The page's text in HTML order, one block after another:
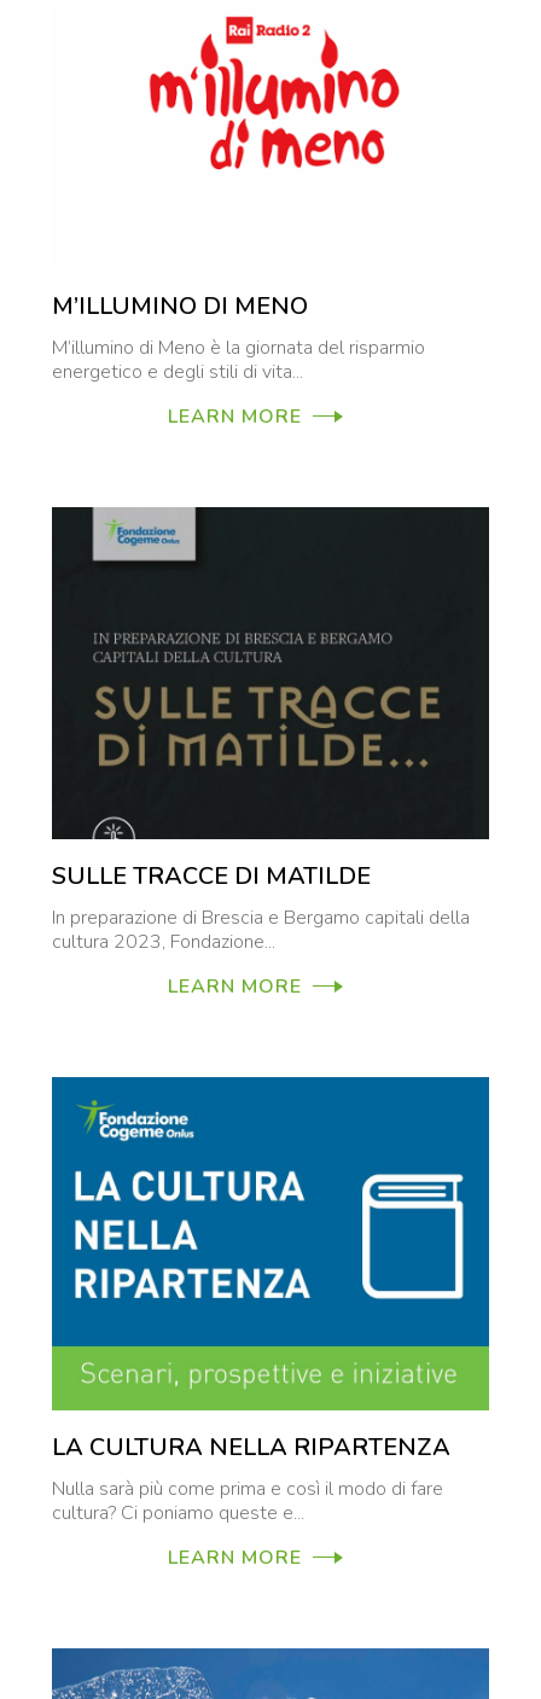
M’ILLUMINO DI MENO
M’illumino di Meno è la giornata del risparmio
energetico e degli stili di vita...
LEARN MORE
SULLE TRACCE DI MATILDE
In preparazione di Brescia e Bergamo capitali della
cultura 2023, Fondazione...
LEARN MORE
LA CULTURA NELLA RIPARTENZA
Nulla sarà più come prima e così il modo di fare
cultura? Ci poniamo queste e...
LEARN MORE